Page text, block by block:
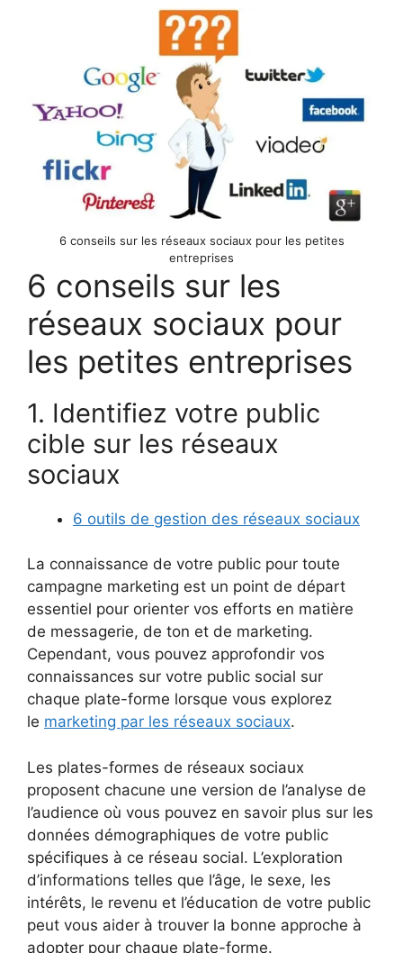
6 conseils sur les réseaux sociaux pour les petites
entreprises
6 conseils sur les
réseaux sociaux pour
les petites entreprises
1. Identifiez votre public
cible sur les réseaux
sociaux
6 outils de gestion des réseaux sociaux
La connaissance de votre public pour toute
campagne marketing est un point de départ
essentiel pour orienter vos efforts en matière
de messagerie, de ton et de marketing.
Cependant, vous pouvez approfondir vos
connaissances sur votre public social sur
chaque plate-forme lorsque vous explorez
le marketing par les réseaux sociaux.
Les plates-formes de réseaux sociaux
proposent chacune une version de l’analyse de
l’audience où vous pouvez en savoir plus sur les
données démographiques de votre public
spécifiques à ce réseau social. L’exploration
d’informations telles que l’âge, le sexe, les
intérêts, le revenu et l’éducation de votre public
peut vous aider à trouver la bonne approche à
adopter pour chaque plate-forme.